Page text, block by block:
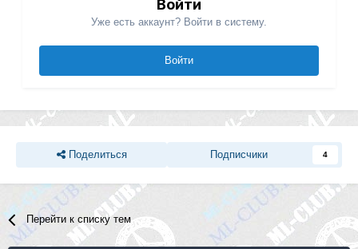
Войти
Уже есть аккаунт? Войти в систему.
Войти
Поделиться Подписчики 4
Перейти к списку тем